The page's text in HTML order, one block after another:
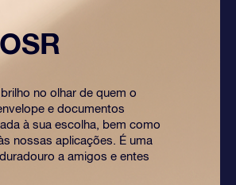
no olhar de quem o
e documentos
à sua escolha, bem como
nossas aplicações. É uma
a amigos e entes